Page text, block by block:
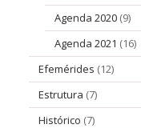
Agenda 2020 (9)
Agenda 2021 (16)
Efemérides (12)
Estrutura (7)
Histórico (7)